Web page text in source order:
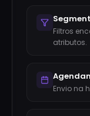
Filtros
atributos.
Envio na